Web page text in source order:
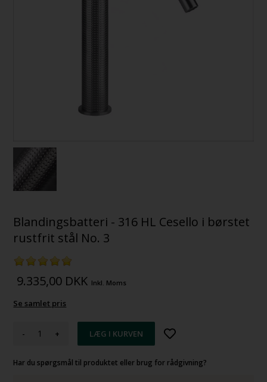
Blandingsbatteri - 316 HL Cesello i børstet
rustfrit stål No. 3
9.335,00 DKK Inkl. Moms
Se samlet pris
- +
Har du spørgsmål til produktet eller brug for rådgivning?